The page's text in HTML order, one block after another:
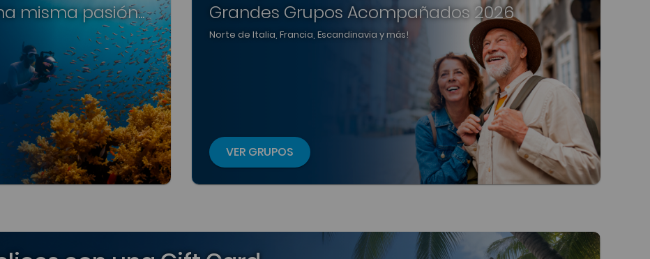
misma pasión... Grandes Grupos Acompañados 2026
Norte de Italia, Francia, Escandinavia y más!
VER GRUPOS